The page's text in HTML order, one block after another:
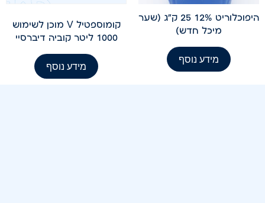
היפוכלוריט 12% 25 ק"ג (שער
מיכל חדש)
מידע נוסף
קומוספטיל V מוכן לשימוש
1000 ליטר קוביה דיברסיי
מידע נוסף